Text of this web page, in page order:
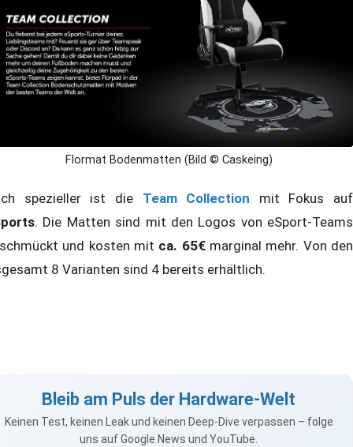
Flormat Bodenmatten (Bild © Caskeing)
spezieller ist die Team Collection mit Fokus auf
. Die Matten sind mit den Logos von eSport-Teams
und kosten mit ca. 65€marginal mehr. Von den
8 Varianten sind 4 bereits erhältlich.
Bleib am Puls der Hardware-Welt
Keinen Test, keinen Leak und keinen Deep-Dive verpassen – folge
uns auf Google News und YouTube.